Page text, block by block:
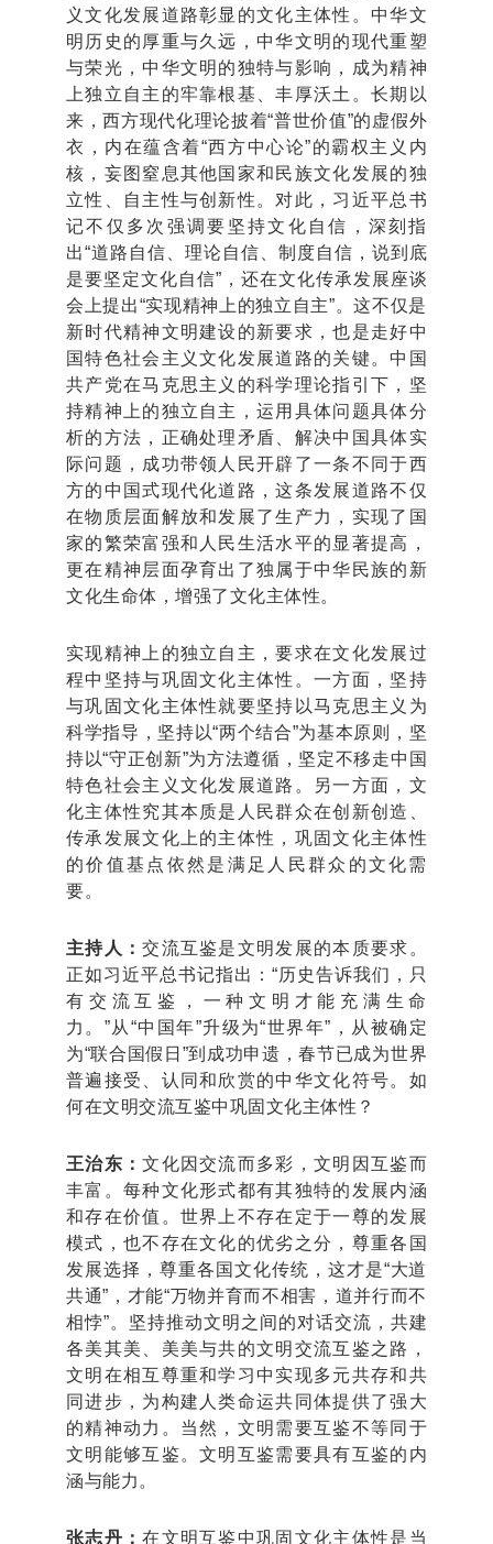
义文化发展道路彰显的文化主体性。中华文
明历史的厚重与久远，中华文明的现代重塑
与荣光，中华文明的独特与影响，成为精神
上独立自主的牢靠根基、丰厚沃土。长期以
来，西方现代化理论披着“普世价值”的虚假外
衣，内在蕴含着“西方中心论”的霸权主义内
核，妄图窒息其他国家和民族文化发展的独
立性、自主性与创新性。对此，习近平总书
记不仅多次强调要坚持文化自信，深刻指
出“道路自信、理论自信、制度自信，说到底
是要坚定文化自信”，还在文化传承发展座谈
会上提出“实现精神上的独立自主”。这不仅是
新时代精神文明建设的新要求，也是走好中
国特色社会主义文化发展道路的关键。中国
共产党在马克思主义的科学理论指引下，坚
持精神上的独立自主，运用具体问题具体分
析的方法，正确处理矛盾、解决中国具体实
际问题，成功带领人民开辟了一条不同于西
方的中国式现代化道路，这条发展道路不仅
在物质层面解放和发展了生产力，实现了国
家的繁荣富强和人民生活水平的显著提高，
更在精神层面孕育出了独属于中华民族的新
文化生命体，增强了文化主体性。
实现精神上的独立自主，要求在文化发展过
程中坚持与巩固文化主体性。一方面，坚持
与巩固文化主体性就要坚持以马克思主义为
科学指导，坚持以“两个结合”为基本原则，坚
持以“守正创新”为方法遵循，坚定不移走中国
特色社会主义文化发展道路。另一方面，文
化主体性究其本质是人民群众在创新创造、
传承发展文化上的主体性，巩固文化主体性
的价值基点依然是满足人民群众的文化需
要。
主持人：交流互鉴是文明发展的本质要求。
正如习近平总书记指出：“历史告诉我们，只
有交流互鉴，一种文明才能充满生命
力。”从“中国年”升级为“世界年”，从被确定
为“联合国假日”到成功申遗，春节已成为世界
普遍接受、认同和欣赏的中华文化符号。如
何在文明交流互鉴中巩固文化主体性？
王治东：文化因交流而多彩，文明因互鉴而
丰富。每种文化形式都有其独特的发展内涵
和存在价值。世界上不存在定于一尊的发展
模式，也不存在文化的优劣之分，尊重各国
发展选择，尊重各国文化传统，这才是“大道
共通”，才能“万物并育而不相害，道并行而不
相悖”。坚持推动文明之间的对话交流，共建
各美其美、美美与共的文明交流互鉴之路，
文明在相互尊重和学习中实现多元共存和共
同进步，为构建人类命运共同体提供了强大
的精神动力。当然，文明需要互鉴不等同于
文明能够互鉴。文明互鉴需要具有互鉴的内
涵与能力。
张志丹：在文明互鉴中巩固文化主体性是当